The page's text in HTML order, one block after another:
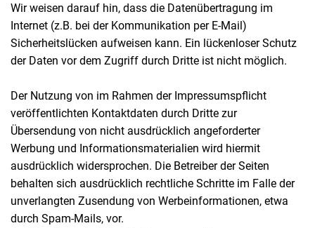
Wir weisen darauf hin, dass die Datenübertragung im
Internet (z.B. bei der Kommunikation per E-Mail)
Sicherheitslücken aufweisen kann. Ein lückenloser Schutz
der Daten vor dem Zugriff durch Dritte ist nicht möglich.
Der Nutzung von im Rahmen der Impressumspflicht
veröffentlichten Kontaktdaten durch Dritte zur
Übersendung von nicht ausdrücklich angeforderter
Werbung und Informationsmaterialien wird hiermit
ausdrücklich widersprochen. Die Betreiber der Seiten
behalten sich ausdrücklich rechtliche Schritte im Falle der
unverlangten Zusendung von Werbeinformationen, etwa
durch Spam-Mails, vor.